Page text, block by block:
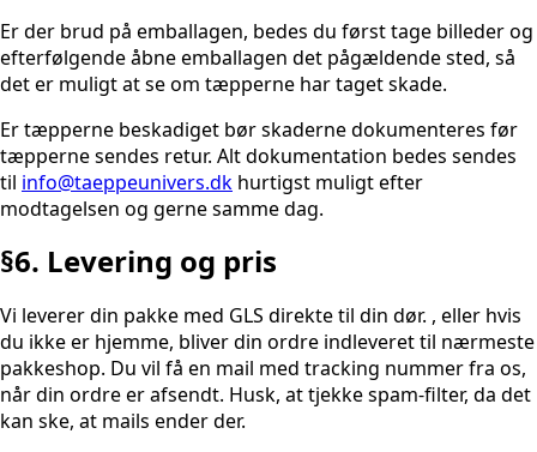
Er der brud på emballagen, bedes du først tage billeder og
efterfølgende åbne emballagen det pågældende sted, så
det er muligt at se om tæpperne har taget skade.
Er tæpperne beskadiget bør skaderne dokumenteres før
tæpperne sendes retur. Alt dokumentation bedes sendes
til info@taeppeunivers.dk hurtigst muligt efter
modtagelsen og gerne samme dag.
§6. Levering og pris
Vi leverer din pakke med GLS direkte til din dør. , eller hvis
du ikke er hjemme, bliver din ordre indleveret til nærmeste
pakkeshop. Du vil få en mail med tracking nummer fra os,
når din ordre er afsendt. Husk, at tjekke spam-filter, da det
kan ske, at mails ender der.